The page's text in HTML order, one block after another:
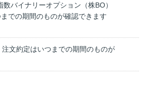
数バイナリーオプション（株BO）
での期間のものが確認できます
注文約定はいつまでの期間のものが